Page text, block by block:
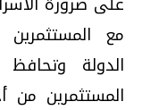
مع
الدولة
المستثمرين من